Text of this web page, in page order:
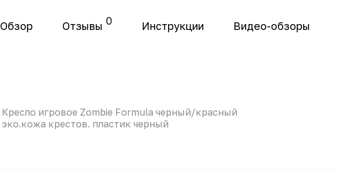
Обзор Отзывы 0 Инструкции Видео-обзоры
Кресло игровое Zombie Formula черный/красный
эко.кожа крестов. пластик черный